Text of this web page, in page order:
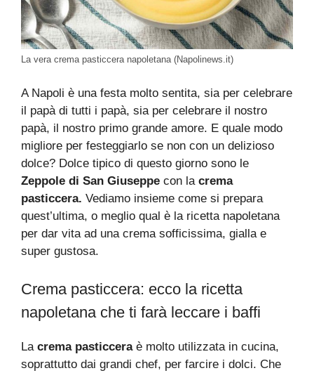
La vera crema pasticcera napoletana (Napolinews.it)
A Napoli è una festa molto sentita, sia per celebrare
il papà di tutti i papà, sia per celebrare il nostro
papà, il nostro primo grande amore. E quale modo
migliore per festeggiarlo se non con un delizioso
dolce? Dolce tipico di questo giorno sono le
Zeppole di San Giuseppe con la crema
pasticcera. Vediamo insieme come si prepara
quest’ultima, o meglio qual è la ricetta napoletana
per dar vita ad una crema sofficissima, gialla e
super gustosa.
Crema pasticcera: ecco la ricetta
napoletana che ti farà leccare i baffi
La crema pasticceraè molto utilizzata in cucina,
soprattutto dai grandi chef, per farcire i dolci. Che